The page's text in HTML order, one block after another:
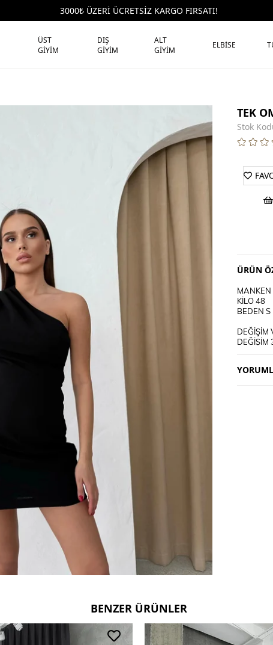
3000₺ ÜZERİ ÜCRETSİZ KARGO FIRSATI!
ÜST
GİYİM
DIŞ
GİYİM
ALT
GİYİM
ELBİSE
TEK
Stok
ÜRÜN
KİLO 48
BEDEN S
DEĞİŞİM
DEĞİŞİM
BENZER ÜRÜNLER